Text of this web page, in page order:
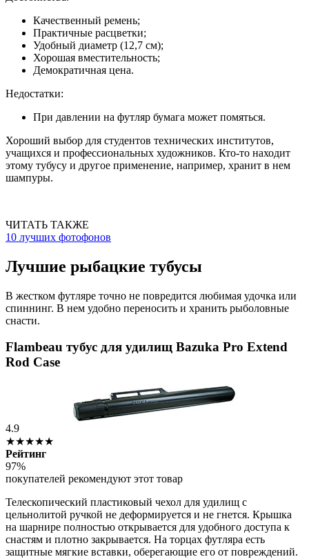
Качественный ремень;
Практичные расцветки;
Удобный диаметр (12,7 см);
Хорошая вместительность;
Демократичная цена.
Недостатки:
При давлении на футляр бумага может помяться.
Хороший выбор для студентов технических институтов,
учащихся и профессиональных художников. Кто-то находит
этому тубусу и другое применение, например, хранит в нем
шампуры.
ЧИТАТЬ ТАКЖЕ
10 лучших фотофонов
Лучшие рыбацкие тубусы
В жестком футляре точно не повредится любимая удочка или
спиннинг. В нем удобно переносить и хранить рыболовные
снасти.
Flambeau тубус для удилищ Bazuka Pro Extend
Rod Case
4.9
★★★★★
Рейтинг
97%
покупателей рекомендуют этот товар
Телескопический пластиковый чехол для удилищ с
цельнолитой ручкой не деформируется и не гнется. Крышка
на шарнире полностью открывается для удобного доступа к
снастям и плотно закрывается. На торцах футляра есть
защитные мягкие вставки, оберегающие его от повреждений.